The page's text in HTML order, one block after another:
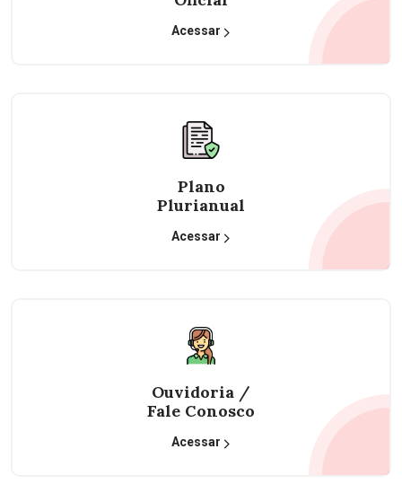
Acessar
Plano
Plurianual
Acessar
Ouvidoria /
Fale Conosco
Acessar